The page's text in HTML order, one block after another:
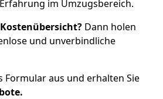
im Umzugsbereich.
Kostenübersicht? Dann holen
und unverbindliche
Formular aus und erhalten Sie